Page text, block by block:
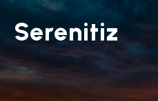
Serenitiz